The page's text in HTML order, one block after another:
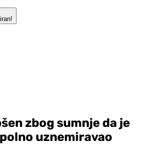
zbog sumnje da je
uznemiravao